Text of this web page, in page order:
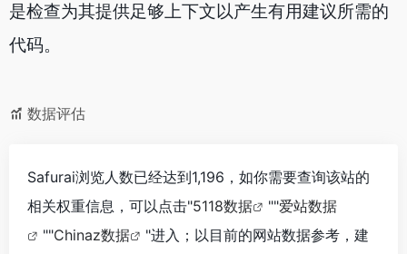
是检查为其提供足够上下文以产生有用建议所需的
代码。
数据评估
Safurai浏览人数已经达到1,196，如你需要查询该站的
相关权重信息，可以点击"5118数据 ""爱站数据
""Chinaz数据
"进入；以目前的网站数据参考，建